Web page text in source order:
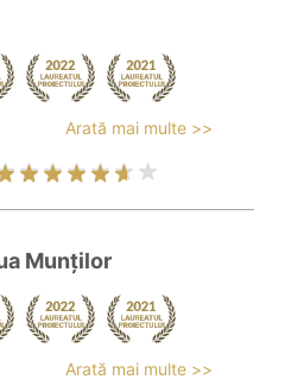
Arată mai multe >>
Munților
Arată mai multe >>